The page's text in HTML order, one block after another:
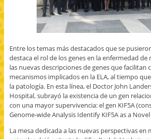
Entre los temas más destacados que se
destaca el rol de los genes en la enfermedad
las nuevas descripciones de genes que facilitan
mecanismos implicados en la ELA, al tiempo
la patología. En esta línea, el Doctor John
Hospital, subrayó la existencia de un gen
con una mayor supervivencia: el gen KIF5A
Genome-wide Analysis Identify KIF5A as a
La mesa dedicada a las nuevas perspectivas en